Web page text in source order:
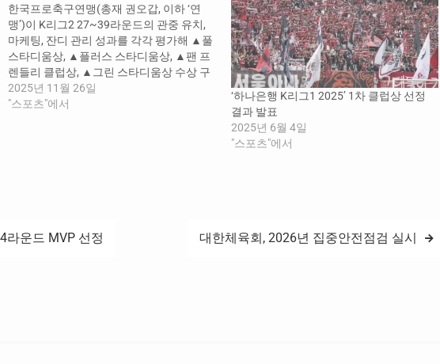
한국프로축구연맹(총재 권오갑, 이하 ‘연
맹’)이 K리그2 27~39라운드의 관중 유치,
마케팅, 잔디 관리 성과를 각각 평가해 ▲풀
스타디움상, ▲플러스 스타디움상, ▲팬 프
렌들리 클럽상, ▲그린 스타디움상 수상 구
단을 선정, 발표했다. 인천은 27~39라운드
에 열린 총 6번의 홈경기에서 평균 유료 관
2025년 11월 26일
"스포츠"에서
‘하나은행 K리그1 2025’ 1차 클럽상 선정
결과 발표
2025년 6월 4일
"스포츠"에서
라운드 MVP 선정 대한체육회, 2026년 집중안전점검 실시